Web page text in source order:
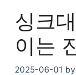
싱크
이는
2025-06-01 by